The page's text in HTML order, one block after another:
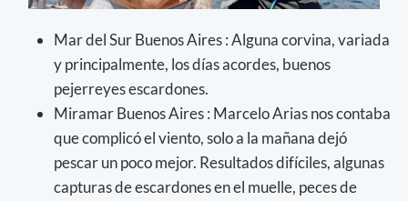
Mar del Sur Buenos Aires : Alguna corvina, variada
y principalmente, los días acordes, buenos
pejerreyes escardones.
Miramar Buenos Aires : Marcelo Arias nos contaba
que complicó el viento, solo a la mañana dejó
pescar un poco mejor. Resultados difíciles, algunas
capturas de escardones en el muelle, peces de